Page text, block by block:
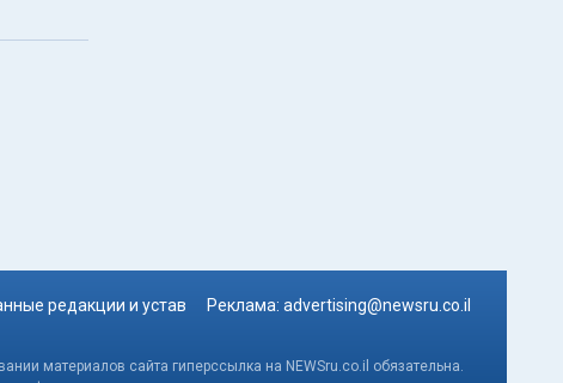
редакции и устав Реклама: advertising@newsru.co.il
материалов сайта гиперссылка на NEWSru.co.il обязательна.